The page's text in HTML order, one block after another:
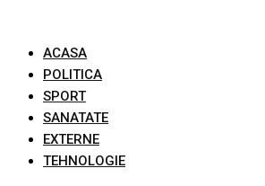
contentACASA
POLITICA
SPORT
SANATATE
EXTERNE
TEHNOLOGIE